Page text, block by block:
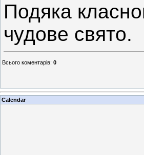
Подяка
чудове свято.
Всього коментарів: 0
Calendar